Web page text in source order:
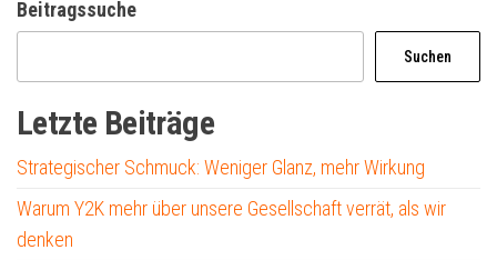
Beitragssuche
Suchen
Letzte Beiträge
Strategischer Schmuck: Weniger Glanz, mehr Wirkung
Warum Y2K mehr über unsere Gesellschaft verrät, als wir
denken